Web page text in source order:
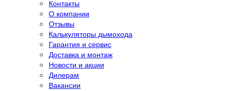
Контакты
О компании
Отзывы
Калькуляторы дымохода
Гарантия и сервис
Доставка и монтаж
Новости и акции
Дилерам
Вакансии